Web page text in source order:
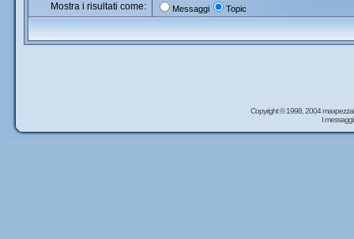
Mostra i risultati come: Messaggi Topic
Copyright © 1998, 2004
I